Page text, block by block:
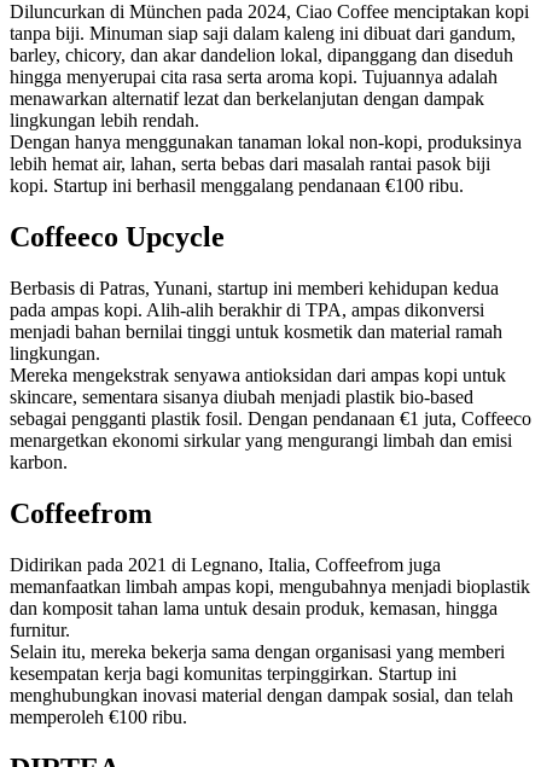
Diluncurkan di München pada 2024, Ciao Coffee menciptakan kopi
tanpa biji. Minuman siap saji dalam kaleng ini dibuat dari gandum,
barley, chicory, dan akar dandelion lokal, dipanggang dan diseduh
hingga menyerupai cita rasa serta aroma kopi. Tujuannya adalah
menawarkan alternatif lezat dan berkelanjutan dengan dampak
lingkungan lebih rendah.
Dengan hanya menggunakan tanaman lokal non-kopi, produksinya
lebih hemat air, lahan, serta bebas dari masalah rantai pasok biji
kopi. Startup ini berhasil menggalang pendanaan €100 ribu.
Coffeeco Upcycle
Berbasis di Patras, Yunani, startup ini memberi kehidupan kedua
pada ampas kopi. Alih-alih berakhir di TPA, ampas dikonversi
menjadi bahan bernilai tinggi untuk kosmetik dan material ramah
lingkungan.
Mereka mengekstrak senyawa antioksidan dari ampas kopi untuk
skincare, sementara sisanya diubah menjadi plastik bio-based
sebagai pengganti plastik fosil. Dengan pendanaan €1 juta, Coffeeco
menargetkan ekonomi sirkular yang mengurangi limbah dan emisi
karbon.
Coffeefrom
Didirikan pada 2021 di Legnano, Italia, Coffeefrom juga
memanfaatkan limbah ampas kopi, mengubahnya menjadi bioplastik
dan komposit tahan lama untuk desain produk, kemasan, hingga
furnitur.
Selain itu, mereka bekerja sama dengan organisasi yang memberi
kesempatan kerja bagi komunitas terpinggirkan. Startup ini
menghubungkan inovasi material dengan dampak sosial, dan telah
memperoleh €100 ribu.